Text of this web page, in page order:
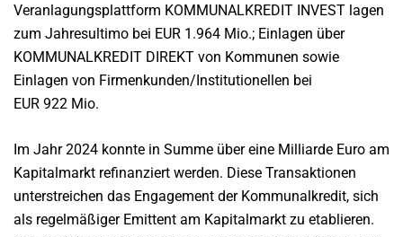
Veranlagungsplattform KOMMUNALKREDIT INVEST lagen
zum Jahresultimo bei EUR 1.964 Mio.; Einlagen über
KOMMUNALKREDIT DIREKT von Kommunen sowie
Einlagen von Firmenkunden/Institutionellen bei
EUR 922 Mio.
Im Jahr 2024 konnte in Summe über eine Milliarde Euro am
Kapitalmarkt refinanziert werden. Diese Transaktionen
unterstreichen das Engagement der Kommunalkredit, sich
als regelmäßiger Emittent am Kapitalmarkt zu etablieren.